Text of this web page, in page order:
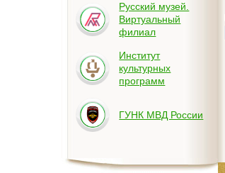
Русский музей.
Виртуальный
филиал
Институт
культурных
программ
ГУНК МВД России